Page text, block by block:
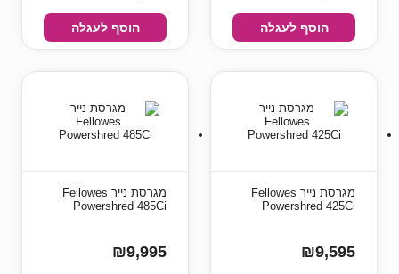
הוסף לעגלה הוסף לעגלה
מגרסת נייר Fellowes
Powershred 425Ci
₪9,595
מגרסת נייר Fellowes
Powershred 485Ci
₪9,995